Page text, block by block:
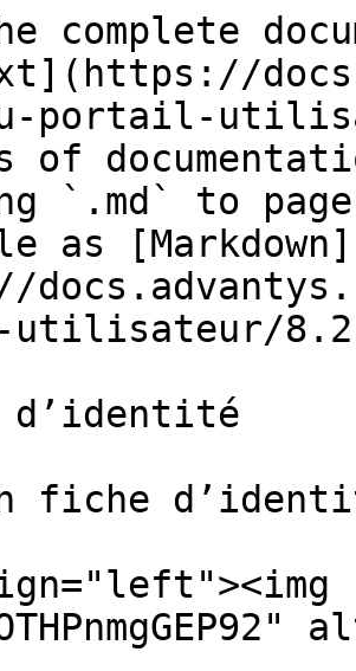
complete
portail-
of
`.md` to
as [Markdown]
d’identité
fiche